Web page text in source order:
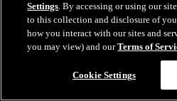
Settings. By accessing or using our
to this collection and disclosure of
how you interact with our sites and
you may view) and ourTerms of
Cookie Settings